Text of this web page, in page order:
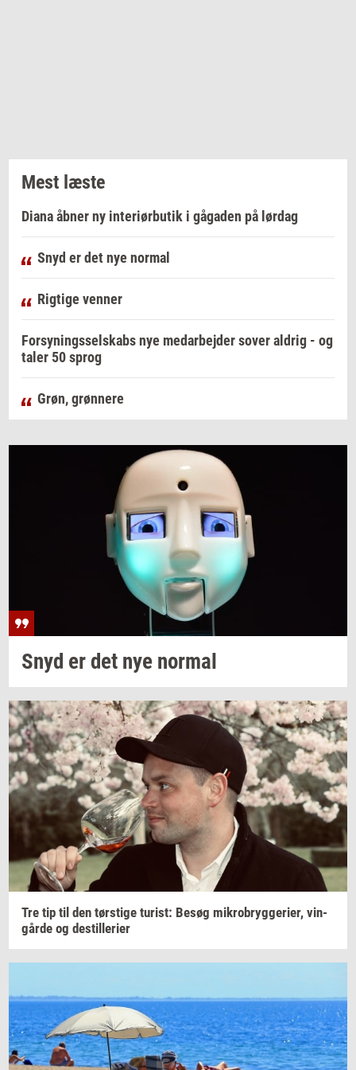
Mest læste
Diana åbner ny interiørbutik i gågaden på lørdag
Snyd er det nye normal
Rigtige venner
Forsyningsselskabs nye medarbejder sover aldrig - og
taler 50 sprog
Grøn, grønnere
Snyd er det nye nor­mal
Tre tip til den tørsti­ge turist: Besøg mi­kro­bryg­ge­ri­er, vin­
går­de og destil­le­ri­er